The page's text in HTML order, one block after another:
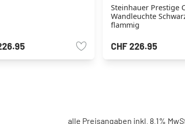
Steinhauer Prestige
Wandleuchte
flammig
CHF 226.95
alle Preisangaben inkl. 8.1%